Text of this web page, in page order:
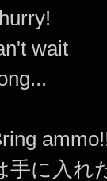
wait
手に入れ